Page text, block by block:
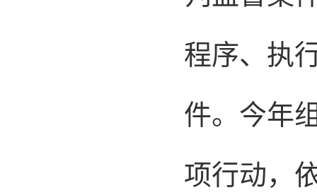
程序、执
件。今年
项行动，